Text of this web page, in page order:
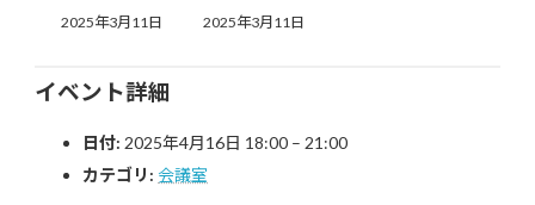
2025年3月11日
最
:
2025年3月11日
イベント詳細
日付: 2025年4月16日 18:00 – 21:00
カテゴリ: 会議室